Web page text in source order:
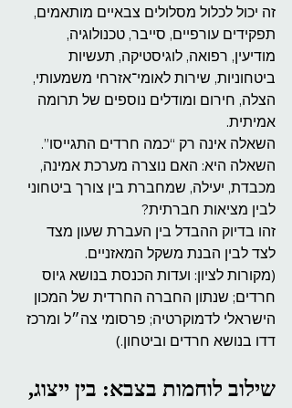
זה יכול לכלול מסלולים צבאיים מותאמים,
תפקידים עורפיים, סייבר, טכנולוגיה,
מודיעין, רפואה, לוגיסטיקה, תעשיות
ביטחוניות, שירות לאומי־אזרחי משמעותי,
הצלה, חירום ומודלים נוספים של תרומה
אמיתית.
השאלה אינה רק “כמה חרדים התגייסו”.
השאלה היא: האם נוצרה מערכת אמינה,
מכבדת, יעילה, שמחברת בין צורך ביטחוני
לבין מציאות חברתית?
זהו בדיוק ההבדל בין העברת שעון מצד
לצד לבין הבנת משקל המאזניים.
(מקורות לציון: ועדות הכנסת בנושא גיוס
חרדים; שנתון החברה החרדית של המכון
הישראלי לדמוקרטיה; פרסומי צה״ל ומרכז
דדו בנושא חרדים וביטחון.)
שילוב לוחמות בצבא: בין ייצוג,